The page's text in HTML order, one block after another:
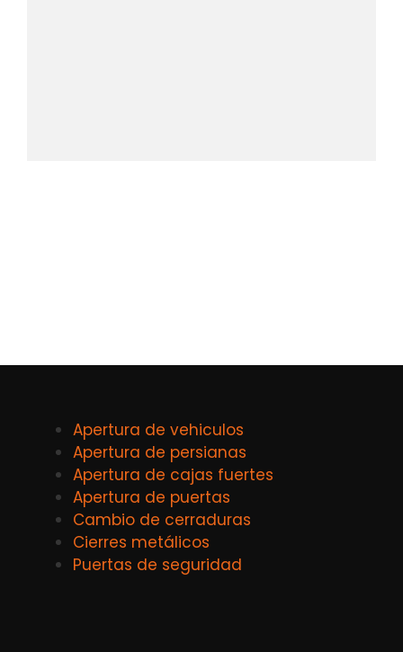
Apertura de vehiculos
Apertura de persianas
Apertura de cajas fuertes
Apertura de puertas
Cambio de cerraduras
Cierres metálicos
Puertas de seguridad